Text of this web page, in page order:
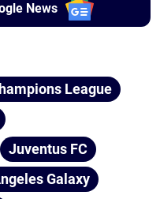
News
League
Juventus FC
Galaxy